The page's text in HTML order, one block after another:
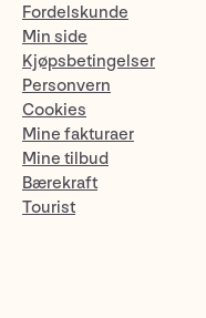
Fordelskunde
Min side
Kjøpsbetingelser
Personvern
Cookies
Mine fakturaer
Mine tilbud
Bærekraft
Tourist